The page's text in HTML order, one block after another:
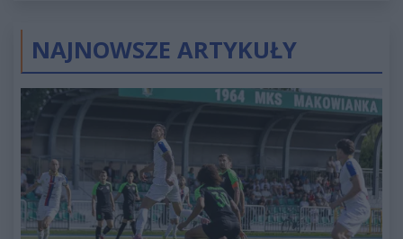
NAJNOWSZE ARTYKUŁY